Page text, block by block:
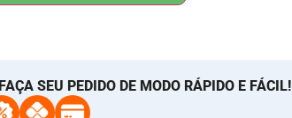
FAÇA SEU PEDIDO DE MODO RÁPIDO E FÁCIL!